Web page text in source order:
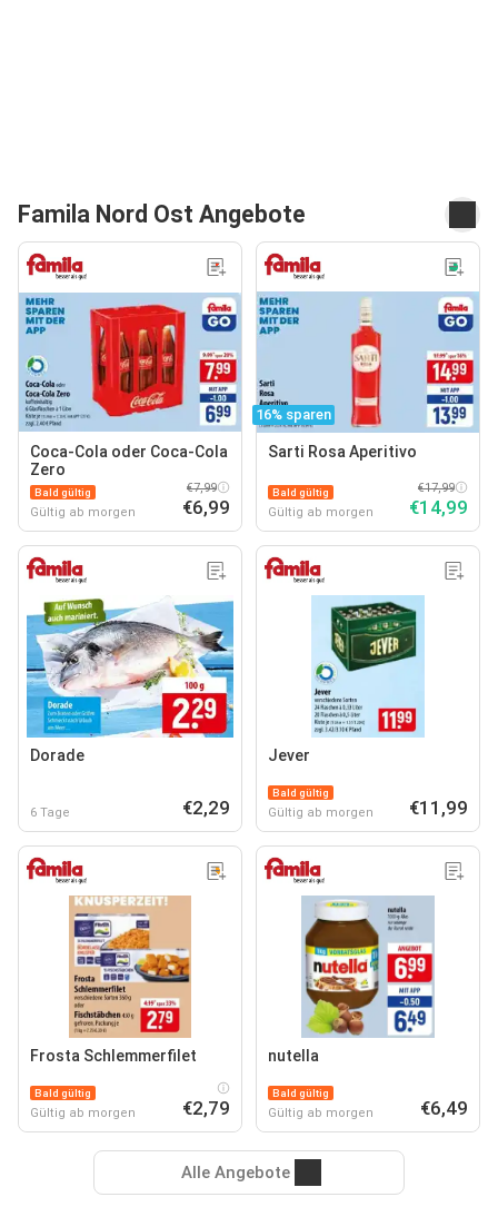
Famila Nord Ost Angebote
Coca-Cola oder Coca-Cola
Zero
Bald gültig
Gültig ab morgen
€7,99
€6,99
16% sparen
Sarti Rosa Aperitivo
Bald gültig
Gültig ab morgen
€17,99
€14,99
Dorade
6 Tage €2,29
Jever
Bald gültig
Gültig ab morgen €11,99
Frosta Schlemmerfilet
Bald gültig
Gültig ab morgen €2,79
nutella
Bald gültig
Gültig ab morgen €6,49
Alle Angebote